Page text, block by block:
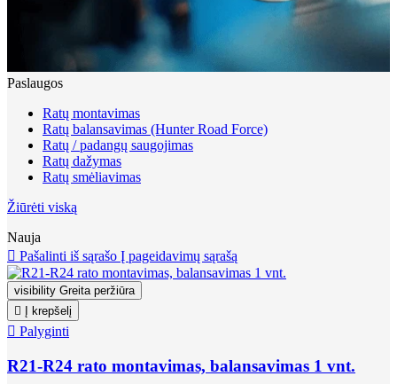
Paslaugos
Ratų montavimas
Ratų balansavimas (Hunter Road Force)
Ratų / padangų saugojimas
Ratų dažymas
Ratų smėliavimas
Žiūrėti viską
Nauja
 Pašalinti iš sąrašo Į pageidavimų sąrašą
visibility Greita peržiūra
 Į krepšelį
 Palyginti
R21-R24 rato montavimas, balansavimas 1 vnt.